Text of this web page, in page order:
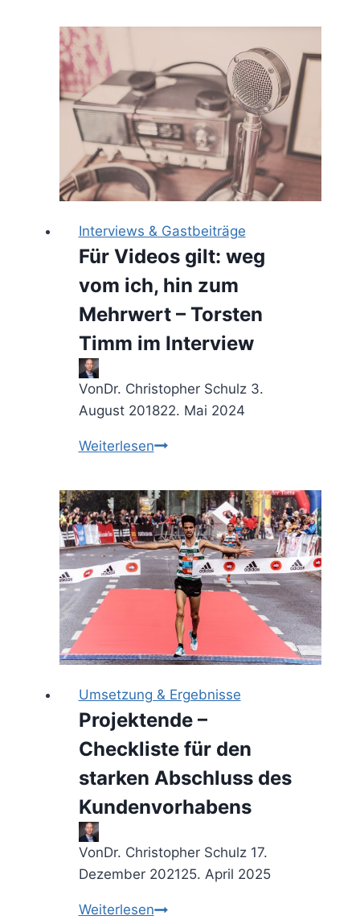
Leben
nicht
deinen
Job
–
gelassen
&
entspannt
Alltagstrubel
Interviews & Gastbeiträge
Für Videos gilt: weg
vom ich, hin zum
Mehrwert – Torsten
Timm im Interview
VonDr. Christopher Schulz 3.
August 201822. Mai 2024
WeiterlesenFür
gilt:
weg
vom
ich,
hin
zum
Mehrwert
Torsten
im
Interview
Umsetzung & Ergebnisse
Projektende –
Checkliste für den
starken Abschluss des
Kundenvorhabens
VonDr. Christopher Schulz 17.
Dezember 202125. April 2025
WeiterlesenProjektende